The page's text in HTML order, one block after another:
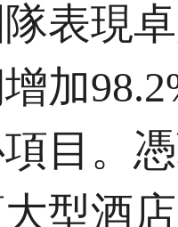
表現
加
目。
型酒